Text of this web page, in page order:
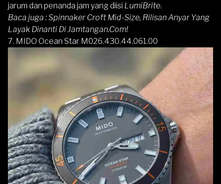
jarum dan penanda jam yang diisi LumiBrite.
Baca juga :Spinnaker Croft Mid-Size, Rilisan Anyar Yang
Layak Dinanti Di Jamtangan.Com!
7. MIDO Ocean Star M026.430.44.061.00